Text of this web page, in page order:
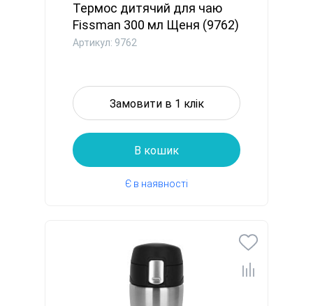
Термос дитячий для чаю
Fissman 300 мл Щеня (9762)
Артикул: 9762
Замовити в 1 клік
В кошик
Є в наявності